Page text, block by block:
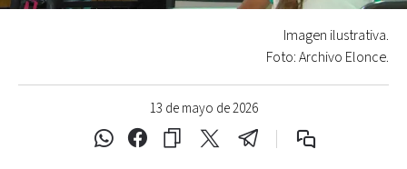
13 de mayo de 2026
Imagen ilustrativa.
Foto: Archivo Elonce.